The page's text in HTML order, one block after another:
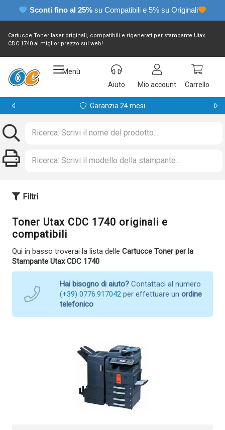
Sconti fino al 25% su Compatibili e 5% su Originali
Cartucce Toner laser originali, compatibili e rigenerati per stampante Utax
CDC 1740 al miglior prezzo sul web!
Menù
Aiuto
Mio account Carrello
Garanzia 24 mesi
Filtri
Toner Utax CDC 1740 originali e
compatibili
Qui in basso troverai la lista delle Cartucce Toner per la
Stampante Utax CDC 1740
Hai bisogno di aiuto? Contattaci al numero
(+39) 0776.917042 per effettuare un ordine
telefonico